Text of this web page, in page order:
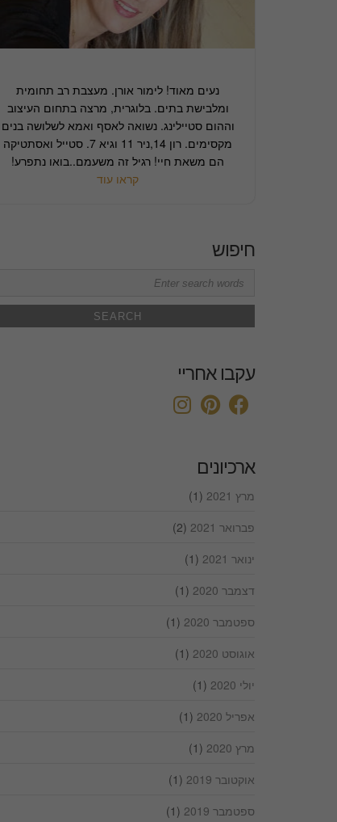
נעים מאוד! לימור אורן. מעצבת רב תחומית
ומלבישת בתים. בלוגרית, מרצה בתחום העיצוב
וההום סטיילינג. נשואה לאסף ואמא לשלושה בנים
מקסימים. רון 14,ניר 11 וגיא 7. סטייל ואסתטיקה
הם משאת חיי! רגיל זה משעמם..בואו נתפרע!
קראו עוד
חיפוש
Search
עקבו אחריי
ארכיונים
מרץ 2021
(1)
פברואר 2021
(2)
ינואר 2021
(1)
דצמבר 2020
(1)
ספטמבר 2020
(1)
אוגוסט 2020
(1)
יולי 2020
(1)
אפריל 2020
(1)
מרץ 2020
(1)
אוקטובר 2019
(1)
ספטמבר 2019
(1)